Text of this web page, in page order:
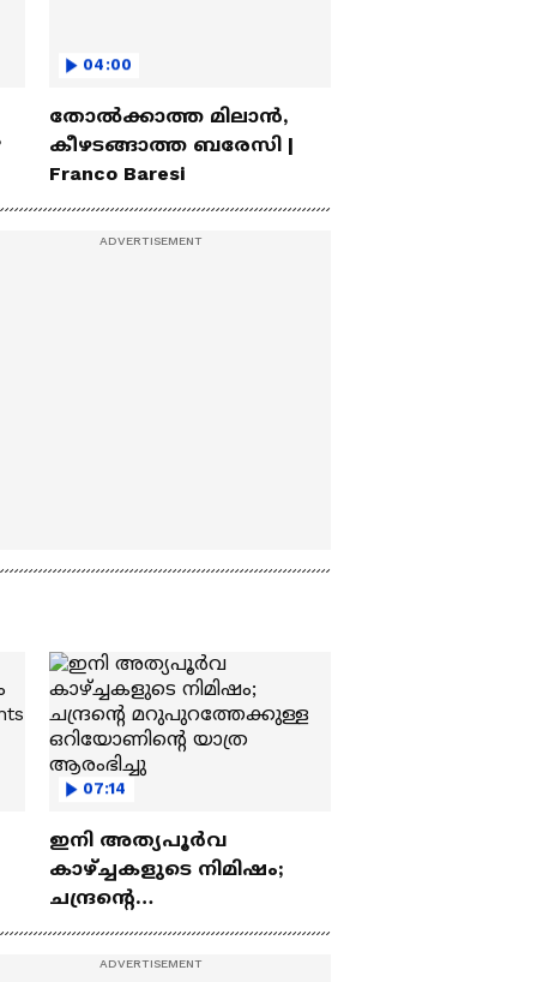
04:00
തോല്‍ക്കാത്ത മിലാന്‍,
കീഴടങ്ങാത്ത ബരേസി |
Franco Baresi
07:14
ഇനി അത്യപൂര്‍വ
കാഴ്ച്ചകളുടെ നിമിഷം;
ചന്ദ്രന്റെ